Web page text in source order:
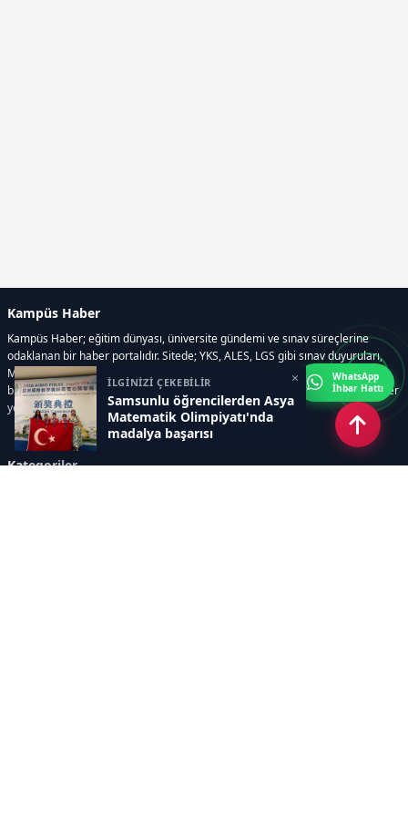
İLGİNİZİ ÇEKEBİLİR
Samsunlu öğrencilerden Asya
Matematik Olimpiyatı'nda
madalya başarısı
×
Kampüs Haber
Kampüs Haber; eğitim dünyası, üniversite gündemi ve sınav süreçlerine
odaklanan bir haber portalıdır. Sitede; YKS, ALES, LGS gibi sınav duyuruları,
Milli Eğitim Bakanlığı gelişmeleri, üniversite haberleri, rehberlik içerikleri,
bilim ve teknoloji alanındaki yenilikler ile öğrenci yaşamına dair güncel bilgiler
yer alır.
Kategoriler
WhatsApp
İhbar Hattı